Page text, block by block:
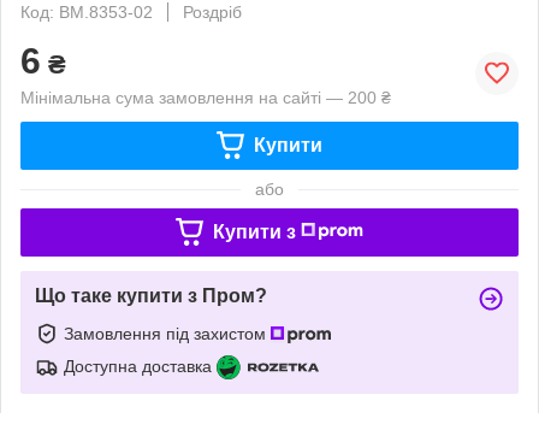
Код: BM.8353-02
Роздріб
6 ₴
Мінімальна сума замовлення на сайті — 200 ₴
Купити
або
Купити з
Що таке купити з Пром?
Замовлення під захистом
Доступна доставка